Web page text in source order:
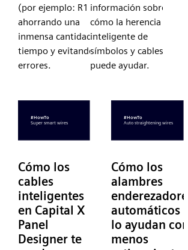
(por ejemplo: R1 a R2),
ahorrando una
inmensa cantidad de
tiempo y evitando
errores.
información sobre
cómo la herencia
inteligente de
símbolos y cables
puede ayudar.
Cómo los
cables
inteligentes
en Capital X
Panel
Designer te
Cómo los
alambres
enderezadores
automáticos
lo ayudan con
menos